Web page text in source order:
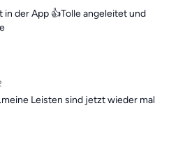
der App 👍Tolle angeleitet und
Leisten sind jetzt wieder mal